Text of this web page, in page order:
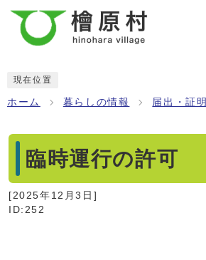
現在位置
ホーム 暮らしの情報 届出・証明
臨時運行の許可
[2025年12月3日 ]
ID:252